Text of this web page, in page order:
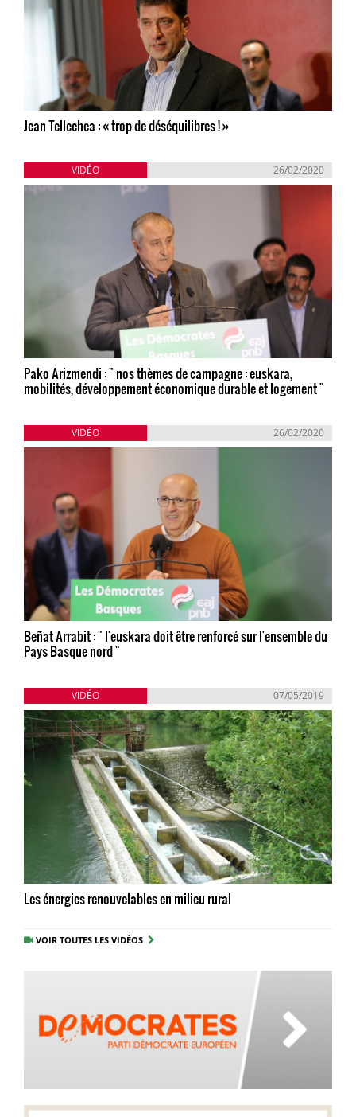
Jean Tellechea : « trop de déséquilibres ! »
VIDÉO 26/02/2020
Pako Arizmendi : " nos thèmes de campagne : euskara,
mobilités, développement économique durable et logement "
VIDÉO 26/02/2020
Beñat Arrabit : " l'euskara doit être renforcé sur l'ensemble du
Pays Basque nord "
VIDÉO 07/05/2019
Les énergies renouvelables en milieu rural
VOIR TOUTES LES VIDÉOS